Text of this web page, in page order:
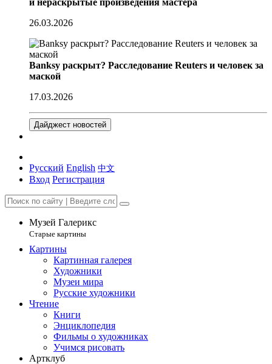
и нераскрытые произведения мастера
26.03.2026
Banksy раскрыт? Расследование Reuters и человек за
маской
17.03.2026
Дайджест новостей
Русский English 中文
Вход Регистрация
Музей Галерикс
Старые картины
Картины
Картинная галерея
Художники
Музеи мира
Русские художники
Чтение
Книги
Энциклопедия
Фильмы о художниках
Учимся рисовать
Артклуб